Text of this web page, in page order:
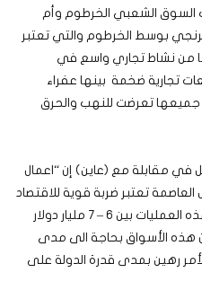
السوق الشعبي الخرطوم وأم
بوسط الخرطوم والتي تعتبر
من نشاط تجاري واسع في
تجارية ضخمة بينها عفراء
جميعها تعرضت للنهب والحرق
في مقابلة مع (عاين) إن “اعمال
تعتبر ضربة قوية للاقتصاد
السوداني وتتراوح الخسائر المادية لهذه العمليات بين 6 – 7 مليار دولار
هذه الأسواق بحاجة الى مدى
رهين بمدى قدرة الدولة على